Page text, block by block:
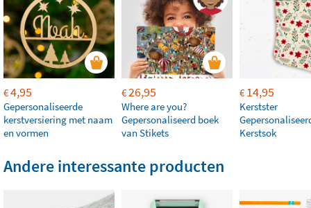
€4,95
Gepersonaliseerde
kerstversiering met naam
en vormen
€26,95
Where are you?
Gepersonaliseerd boek
van Stikets
€14,95
Kerstster
Kerstsok
Andere interessante producten